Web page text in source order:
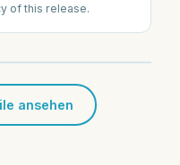
of this release.
ansehen